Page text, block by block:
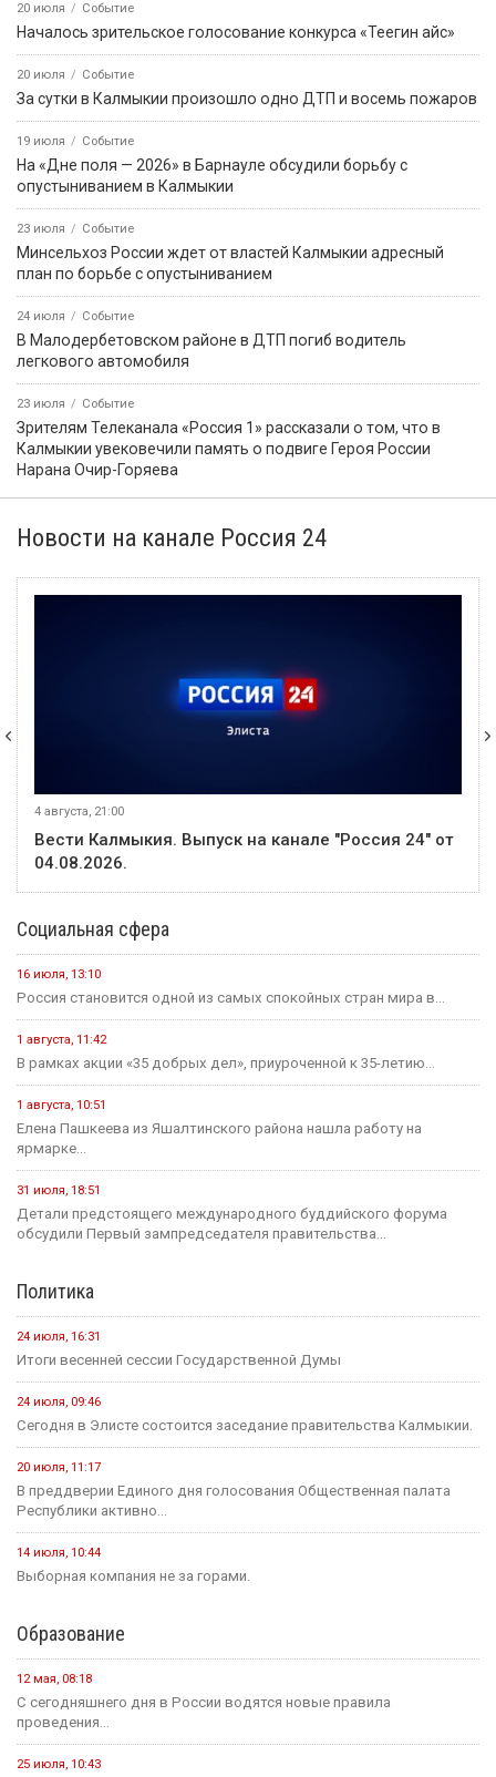
20 июля Событие
Началось зрительское голосование конкурса «Теегин айс»
20 июля Событие
За сутки в Калмыкии произошло одно ДТП и восемь пожаров
19 июля Событие
На «Дне поля — 2026» в Барнауле обсудили борьбу с
опустыниванием в Калмыкии
23 июля Событие
Минсельхоз России ждет от властей Калмыкии адресный
план по борьбе с опустыниванием
24 июля Событие
В Малодербетовском районе в ДТП погиб водитель
легкового автомобиля
23 июля Событие
Зрителям Телеканала «Россия 1» рассказали о том, что в
Калмыкии увековечили память о подвиге Героя России
Нарана Очир-Горяева
Новости на канале Россия 24
4 августа, 21:00
Вести Калмыкия. Выпуск на канале "Россия 24" от
04.08.2026.
Социальная сфера
16 июля, 13:10
Россия становится одной из самых спокойных стран мира в...
1 августа, 11:42
В рамках акции «35 добрых дел», приуроченной к 35-летию...
1 августа, 10:51
Елена Пашкеева из Яшалтинского района нашла работу на
ярмарке...
31 июля, 18:51
Детали предстоящего международного буддийского форума
обсудили Первый зампредседателя правительства...
Политика
24 июля, 16:31
Итоги весенней сессии Государственной Думы
24 июля, 09:46
Сегодня в Элисте состоится заседание правительства Калмыкии.
20 июля, 11:17
В преддверии Единого дня голосования Общественная палата
Республики активно...
14 июля, 10:44
Выборная компания не за горами.
Образование
12 мая, 08:18
С сегодняшнего дня в России водятся новые правила
проведения...
25 июля, 10:43